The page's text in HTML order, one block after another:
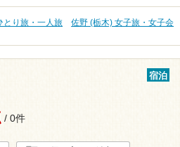
とり旅・一人旅
佐野 (栃木) 女子旅・女子会
宿泊
/ 0件